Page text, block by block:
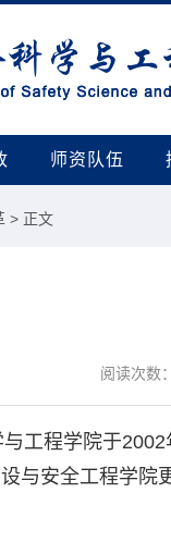
师资队伍
> 正文
阅读次数
工程学院于2002
与安全工程学院